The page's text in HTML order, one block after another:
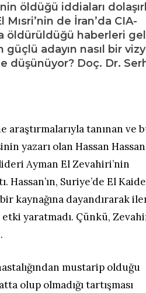
öldüğü iddiaları
de İran’da CIA-
öldürüldüğü haberleri
adayın nasıl bir
düşünüyor? Doç. Dr.
araştırmalarıyla tanınan ve
yazarı olan Hassan
Ayman El Zevahiri’nin
Suriye’de El
kaynağına dayandırarak
yaratmadı. Çünkü,
mustarip olduğu
olup olmadığı tartışması